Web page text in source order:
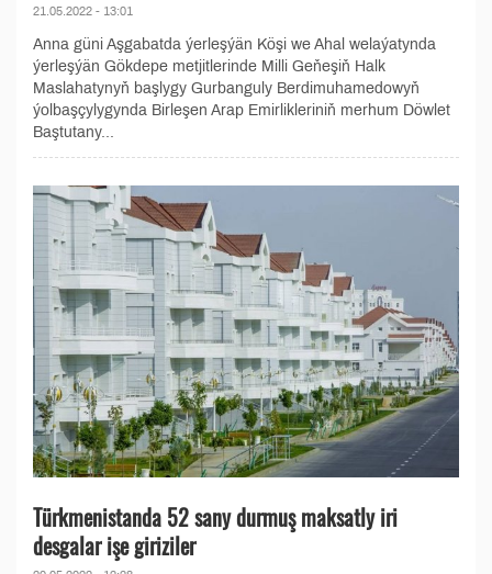
21.05.2022 - 13:01
Anna güni Aşgabatda ýerleşýän Köşi we Ahal welaýatynda
ýerleşýän Gökdepe metjitlerinde Milli Geňeşiň Halk
Maslahatynyň başlygy Gurbanguly Berdimuhamedowyň
ýolbaşçylygynda Birleşen Arap Emirlikleriniň merhum Döwlet
Baştutany...
Türkmenistanda 52 sany durmuş maksatly iri
desgalar işe giriziler